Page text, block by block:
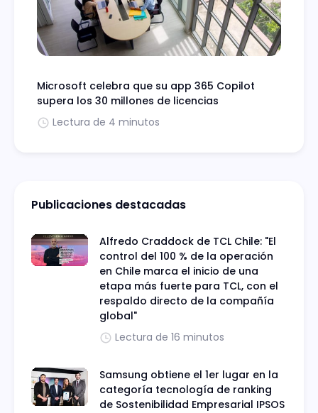
Microsoft celebra que su app 365 Copilot
supera los 30 millones de licencias
Lectura de 4 minutos
Publicaciones destacadas
Alfredo Craddock de TCL Chile: "El
control del 100 % de la operación
en Chile marca el inicio de una
etapa más fuerte para TCL, con el
respaldo directo de la compañía
global"
Lectura de 16 minutos
Samsung obtiene el 1er lugar en la
categoría tecnología de ranking
de Sostenibilidad Empresarial IPSOS